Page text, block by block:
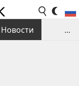
Новости
...